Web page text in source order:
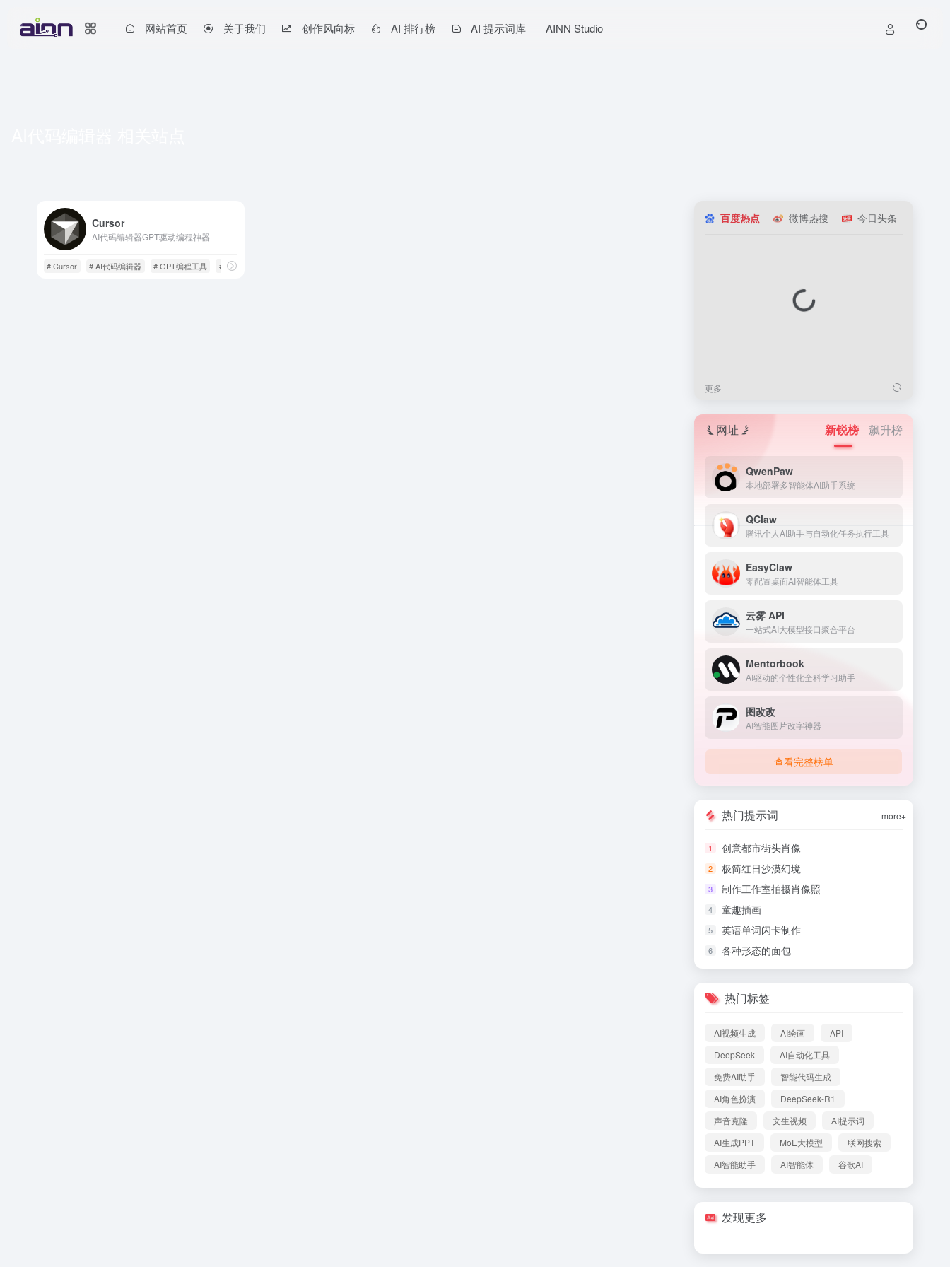
网站首页 关于我们 创作风向标 AI 排行榜 AI 提示词库 AINN Studio
Cursor
AI代码编辑器GPT驱动编程神器
# Cursor # AI代码编辑器 # GPT编程工具 # 智能代码生成
百度热点 微博热搜 今日头条
更多
网址 新锐榜 飙升榜
QwenPaw
本地部署多智能体AI助手系统
QClaw
腾讯个人AI助手与自动化任务执行工具
EasyClaw
零配置桌面AI智能体工具
云雾 API
一站式AI大模型接口聚合平台
Mentorbook
AI驱动的个性化全科学习助手
图改改
AI智能图片改字神器
查看完整榜单
热门提示词 more+
1 创意都市街头肖像
2 极简红日沙漠幻境
3 制作工作室拍摄肖像照
4 童趣插画
5 英语单词闪卡制作
6 各种形态的面包
热门标签
AI视频生成 AI绘画
API
DeepSeek
AI自动化工具
免费AI助手
智能代码生成
AI角色扮演
DeepSeek-R1
声音克隆
文生视频
AI提示词
AI生成PPT
MoE大模型
联网搜索
AI智能助手
AI智能体 谷歌AI
发现更多